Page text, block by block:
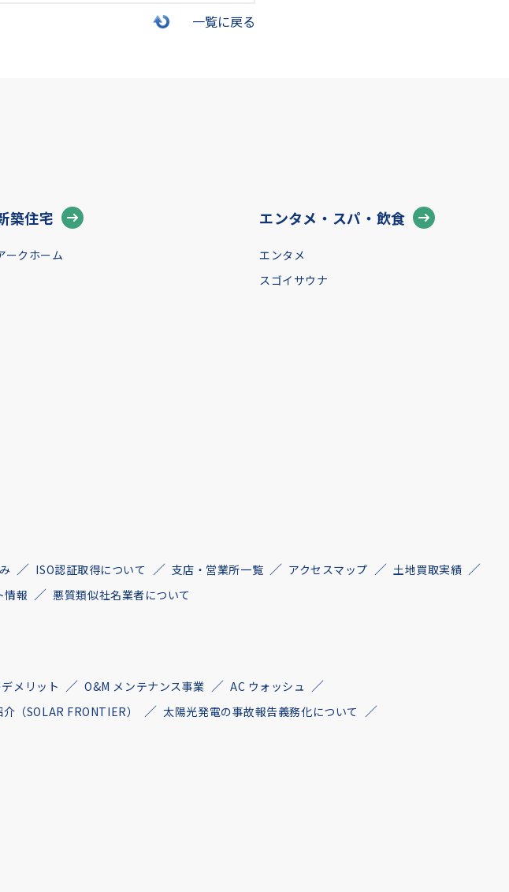
一覧に戻る
築住宅
ークホーム
エンタメ・スパ・飲食
エンタメ
スゴイサウナ
ISO認証取得について 支店・営業所一覧 アクセスマップ
土地買取実績
情報 悪質類似社名業者について
メリット O&M メンテナンス事業
AC ウォッシュ
（SOLAR FRONTIER）
太陽光発電の事故報告義務化について